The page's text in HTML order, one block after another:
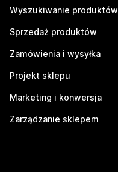
Wyszukiwanie produktów
Sprzedaż produktów
Zamówienia i wysyłka
Projekt sklepu
Marketing i konwersja
Zarządzanie sklepem